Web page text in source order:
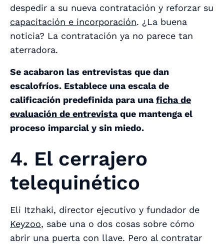
despedir a su nueva contratación y reforzar su
capacitación e incorporación. ¿La buena
noticia? La contratación ya no parece tan
aterradora.
Se acabaron las entrevistas que dan
escalofríos. Establece una escala de
calificación predefinida para unaficha de
evaluación de entrevistaque mantenga el
proceso imparcial y sin miedo.
4. El cerrajero
telequinético
Eli Itzhaki, director ejecutivo y fundador de
Keyzoo, sabe una o dos cosas sobre cómo
abrir una puerta con llave. Pero al contratar